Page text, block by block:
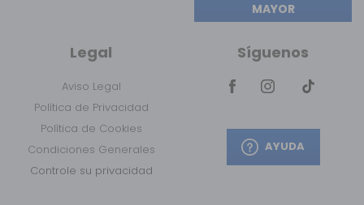
MAYOR
Legal
Aviso Legal
Política de Privacidad
Política de Cookies
Condiciones Generales
Controle su privacidad
Síguenos
AYUDA